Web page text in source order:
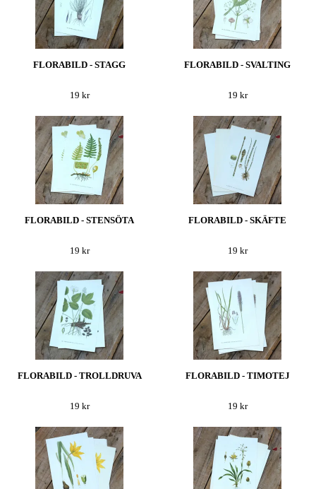
FLORABILD - STAGG
19 kr
FLORABILD - SVALTING
19 kr
FLORABILD - STENSÖTA
19 kr
FLORABILD - SKÄFTE
19 kr
FLORABILD - TROLLDRUVA
19 kr
FLORABILD - TIMOTEJ
19 kr